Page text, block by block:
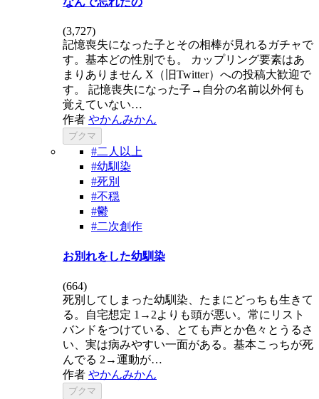
(3,727)
記憶喪失になった子とその相棒が見れるガチャで
す。基本どの性別でも。 カップリング要素はあ
まりありません X（旧Twitter）への投稿大歓迎で
す。 記憶喪失になった子→自分の名前以外何も
覚えていない…
作者 やかんみかん
ブクマ
#二人以上
#幼馴染
#死別
#不穏
#鬱
#二次創作
お別れをした幼馴染
(664)
死別してしまった幼馴染、たまにどっちも生きて
る。自宅想定 1→2よりも頭が悪い。常にリスト
バンドをつけている、とても声とか色々とうるさ
い、実は病みやすい一面がある。基本こっちが死
んでる 2→運動が…
作者 やかんみかん
ブクマ